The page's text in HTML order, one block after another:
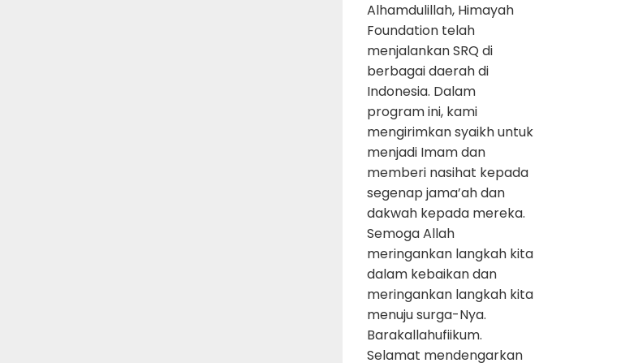
Alhamdulillah, Himayah
Foundation telah
menjalankan SRQ di
berbagai daerah di
Indonesia. Dalam
program ini, kami
mengirimkan syaikh untuk
menjadi Imam dan
memberi nasihat kepada
segenap jama’ah dan
dakwah kepada mereka.
Semoga Allah
meringankan langkah kita
dalam kebaikan dan
meringankan langkah kita
menuju surga-Nya.
Barakallahufiikum.
Selamat mendengarkan